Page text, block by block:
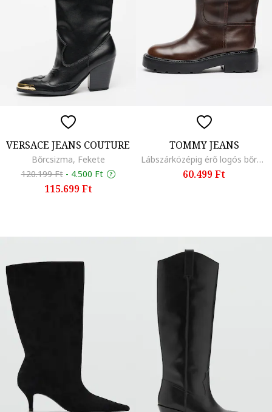
VERSACE JEANS COUTURE
Bőrcsizma, Fekete
120.199 Ft - 4.500 Ft
115.699 Ft
TOMMY JEANS
Lábszárközépig érő logós bőrcsizma, Konyakbarna
60.499 Ft